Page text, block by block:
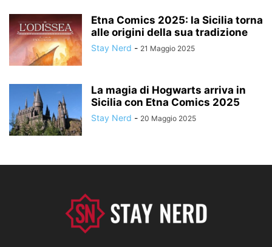
Etna Comics 2025: la Sicilia torna
alle origini della sua tradizione
Stay Nerd - 21 Maggio 2025
La magia di Hogwarts arriva in
Sicilia con Etna Comics 2025
Stay Nerd - 20 Maggio 2025